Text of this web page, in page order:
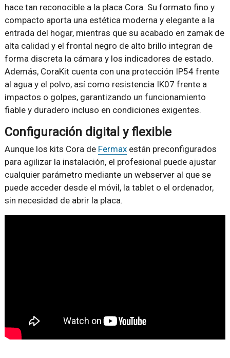
hace tan reconocible a la placa Cora. Su formato fino y
compacto aporta una estética moderna y elegante a la
entrada del hogar, mientras que su acabado en zamak de
alta calidad y el frontal negro de alto brillo integran de
forma discreta la cámara y los indicadores de estado.
Además, CoraKit cuenta con una protección IP54 frente
al agua y el polvo, así como resistencia IK07 frente a
impactos o golpes, garantizando un funcionamiento
fiable y duradero incluso en condiciones exigentes.
Configuración digital y flexible
Aunque los kits Cora de Fermaxestán preconfigurados
para agilizar la instalación, el profesional puede ajustar
cualquier parámetro mediante un webserver al que se
puede acceder desde el móvil, la tablet o el ordenador,
sin necesidad de abrir la placa.